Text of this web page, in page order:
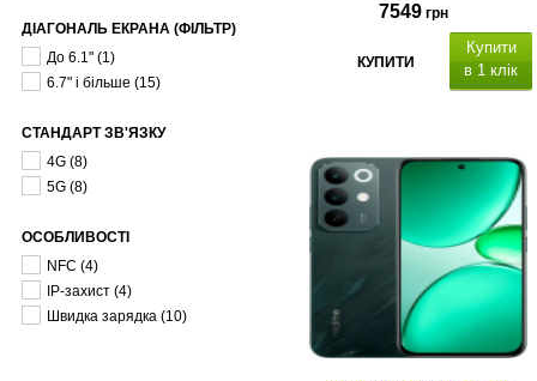
ДІАГОНАЛЬ ЕКРАНА (ФІЛЬТР)
До 6.1" (1)
6.7" і більше (15)
СТАНДАРТ ЗВ'ЯЗКУ
4G (8)
5G (8)
ОСОБЛИВОСТІ
NFC (4)
IP-захист (4)
Швидка зарядка (10)
7549 грн
КУПИТИ
Купити
в 1 клік